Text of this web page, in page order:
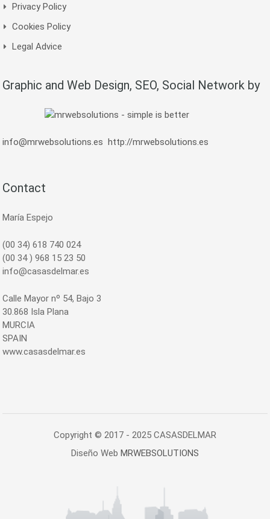
Privacy Policy
Cookies Policy
Legal Advice
Graphic and Web Design, SEO, Social Network by
info@mrwebsolutions.es http://mrwebsolutions.es
Contact
María Espejo
(00 34) 618 740 024
(00 34 ) 968 15 23 50
info@casasdelmar.es
Calle Mayor nº 54, Bajo 3
30.868 Isla Plana
MURCIA
SPAIN
www.casasdelmar.es
Copyright © 2017 - 2025 CASASDELMAR
Diseño Web MRWEBSOLUTIONS